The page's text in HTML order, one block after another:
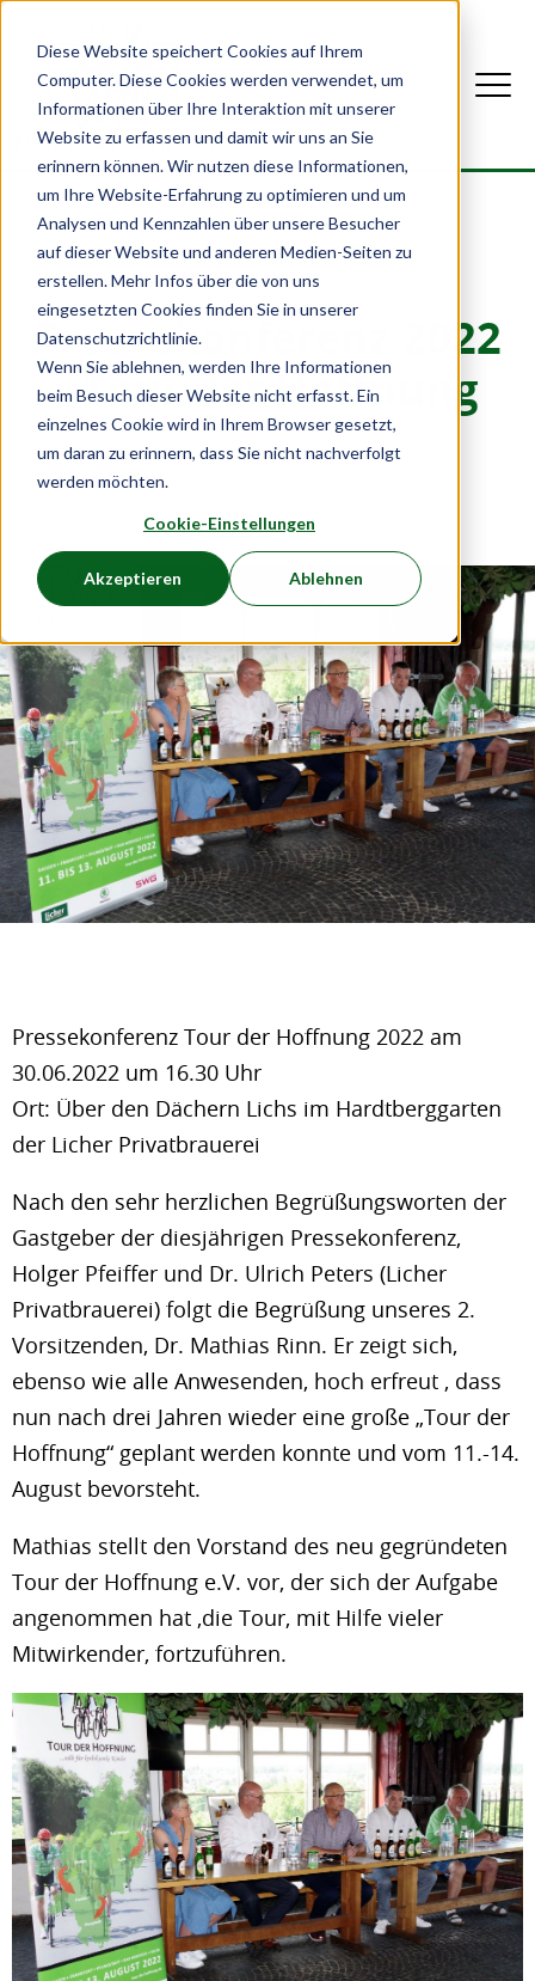
Diese Website speichert Cookies auf Ihrem
Computer. Diese Cookies werden verwendet, um
Informationen über Ihre Interaktion mit unserer
Website zu erfassen und damit wir uns an Sie
erinnern können. Wir nutzen diese Informationen,
um Ihre Website-Erfahrung zu optimieren und um
Analysen und Kennzahlen über unsere Besucher
auf dieser Website und anderen Medien-Seiten zu
erstellen. Mehr Infos über die von uns
eingesetzten Cookies finden Sie in unserer
Datenschutzrichtlinie.
Wenn Sie ablehnen, werden Ihre Informationen
beim Besuch dieser Website nicht erfasst. Ein
einzelnes Cookie wird in Ihrem Browser gesetzt,
um daran zu erinnern, dass Sie nicht nachverfolgt
werden möchten.
Cookie-Einstellungen
Akzeptieren Ablehnen
Pressekonferenz 2022
- Tour der Hoffnung
Pressekonferenz Tour der Hoffnung 2022 am
30.06.2022 um 16.30 Uhr
Ort: Über den Dächern Lichs im Hardtberggarten
der Licher Privatbrauerei
Nach den sehr herzlichen Begrüßungsworten der
Gastgeber der diesjährigen Pressekonferenz,
Holger Pfeiffer und Dr. Ulrich Peters (Licher
Privatbrauerei) folgt die Begrüßung unseres 2.
Vorsitzenden, Dr. Mathias Rinn. Er zeigt sich,
ebenso wie alle Anwesenden, hoch erfreut , dass
nun nach drei Jahren wieder eine große „Tour der
Hoffnung“ geplant werden konnte und vom 11.-14.
August bevorsteht.
Mathias stellt den Vorstand des neu gegründeten
Tour der Hoffnung e.V. vor, der sich der Aufgabe
angenommen hat ,die Tour, mit Hilfe vieler
Mitwirkender, fortzuführen.